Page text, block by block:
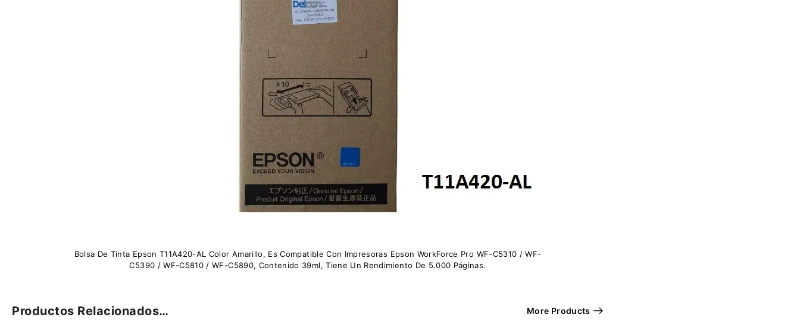
Bolsa De Tinta Epson T11A420-AL Color Amarillo, Es Compatible Con Impresoras Epson WorkForce Pro WF-C5310 / WF-
C5390 / WF-C5810 / WF-C5890, Contenido 39ml, Tiene Un Rendimiento De 5.000 Páginas.
Productos Relacionados… More Products